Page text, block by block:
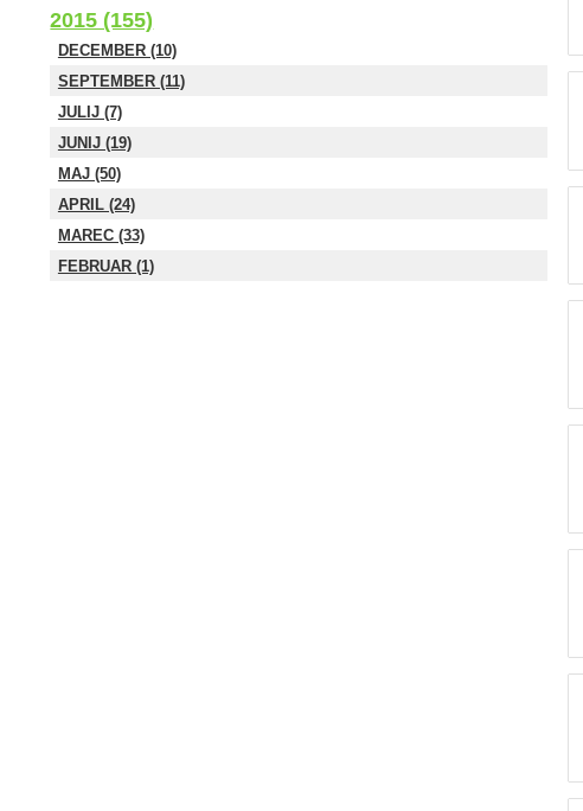
2015 (155)
DECEMBER (10)
SEPTEMBER (11)
JULIJ (7)
JUNIJ (19)
MAJ (50)
APRIL (24)
MAREC (33)
FEBRUAR (1)